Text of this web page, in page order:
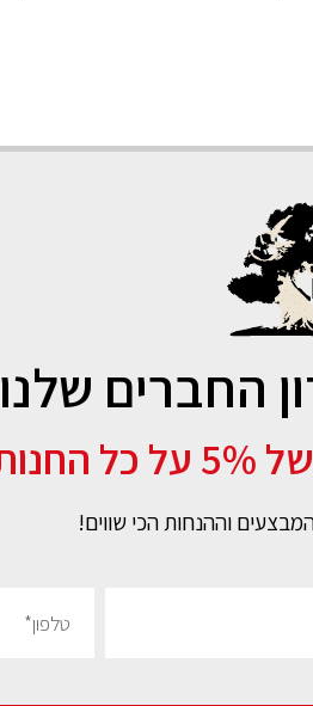
החברים שלנו
וההנחות הכי שווים!